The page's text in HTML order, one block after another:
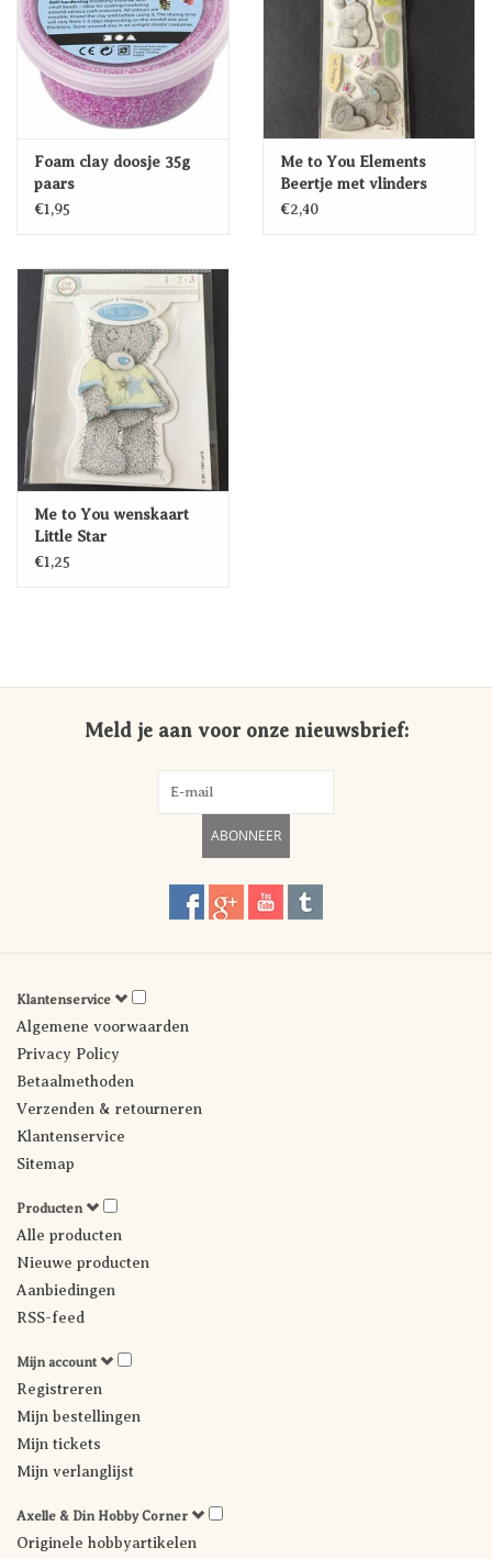
Foam clay doosje 35g
paars
€1,95
Me to You Elements
Beertje met vlinders
€2,40
Me to You wenskaart
Little Star
€1,25
Meld je aan voor onze nieuwsbrief:
ABONNEER
Klantenservice
Algemene voorwaarden
Privacy Policy
Betaalmethoden
Verzenden & retourneren
Klantenservice
Sitemap
Producten
Alle producten
Nieuwe producten
Aanbiedingen
RSS-feed
Mijn account
Registreren
Mijn bestellingen
Mijn tickets
Mijn verlanglijst
Axelle & Din Hobby Corner
Originele hobbyartikelen